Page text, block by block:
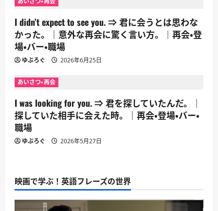
I didn’t expect to see you. ⇒ 君に会うとは思わな
かった。｜意外な再会に驚く言い方。｜再会・登
場・バー・職場
ゆぶろぐ 2026年6月25日
あいさつ・再会
I was looking for you. ⇒ 君を探していたんだ。｜
探していた相手に会えた時。｜再会・登場・バー・
職場
ゆぶろぐ 2026年5月27日
映画で学ぶ！英語フレーズの世界